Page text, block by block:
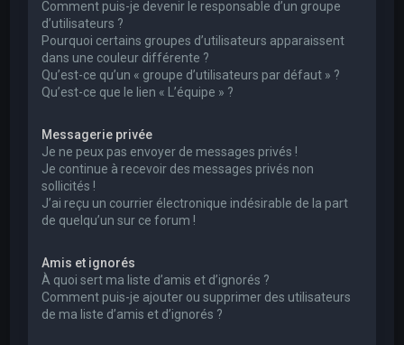
Comment puis-je devenir le responsable d’un groupe
d’utilisateurs ?
Pourquoi certains groupes d’utilisateurs apparaissent
dans une couleur différente ?
Qu’est-ce qu’un « groupe d’utilisateurs par défaut » ?
Qu’est-ce que le lien « L’équipe » ?
Messagerie privée
Je ne peux pas envoyer de messages privés !
Je continue à recevoir des messages privés non
sollicités !
J’ai reçu un courrier électronique indésirable de la part
de quelqu’un sur ce forum !
Amis et ignorés
À quoi sert ma liste d’amis et d’ignorés ?
Comment puis-je ajouter ou supprimer des utilisateurs
de ma liste d’amis et d’ignorés ?